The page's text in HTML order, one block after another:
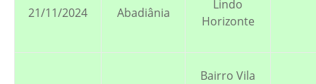
21/11/2024 Abadiânia
Lindo
Horizonte
Bairro Vila